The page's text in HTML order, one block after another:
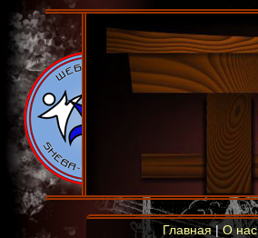
Главная|О нас